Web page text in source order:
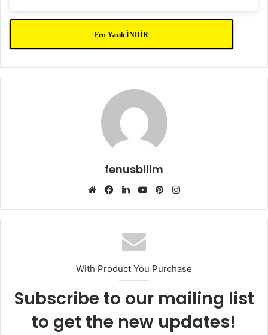
Fen Yazılı İNDİR
fenusbilim
Web
Facebook
LinkedInYouTubePinterest
With Product You Purchase
Subscribe to our mailing list
to get the new updates!